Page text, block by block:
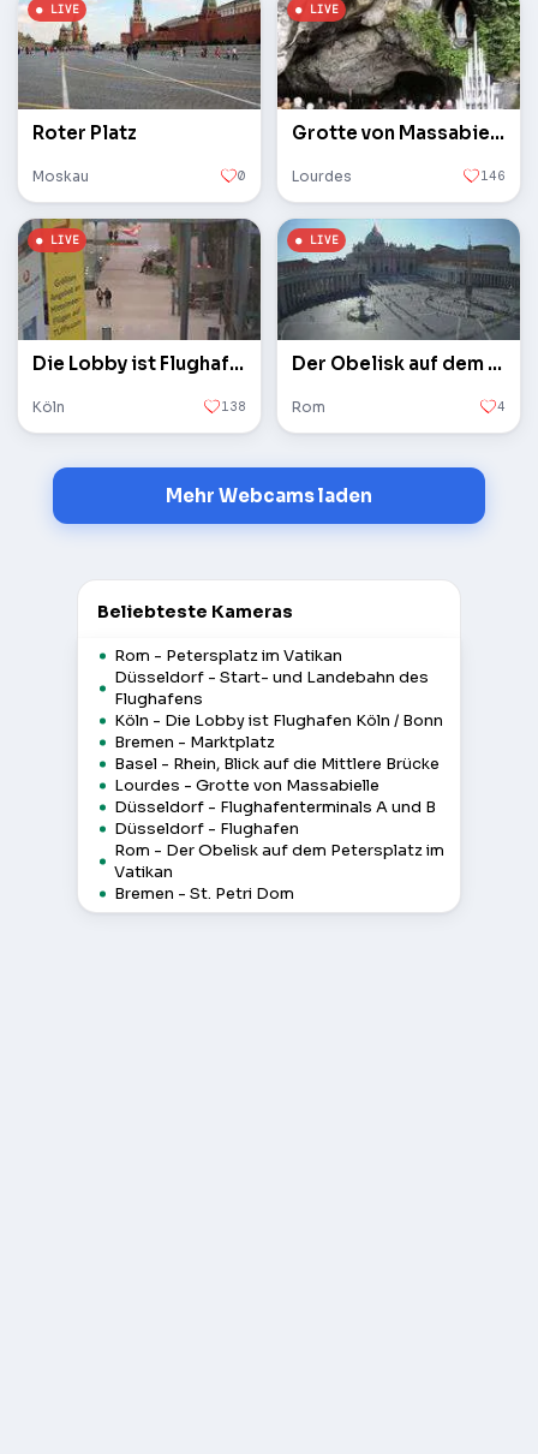
Roter Platz
Moskau 0
Grotte von Massabielle
Lourdes 146
Die Lobby ist Flughafen Köln / Bonn
Köln 138
Der Obelisk auf dem Petersplatz im Vatikan
Rom 4
Mehr Webcams laden
Beliebteste Kameras
Rom - Petersplatz im Vatikan
Düsseldorf - Start- und Landebahn des
Flughafens
Köln - Die Lobby ist Flughafen Köln / Bonn
Bremen - Marktplatz
Basel - Rhein, Blick auf die Mittlere Brücke
Lourdes - Grotte von Massabielle
Düsseldorf - Flughafenterminals A und B
Düsseldorf - Flughafen
Rom - Der Obelisk auf dem Petersplatz im
Vatikan
Bremen - St. Petri Dom